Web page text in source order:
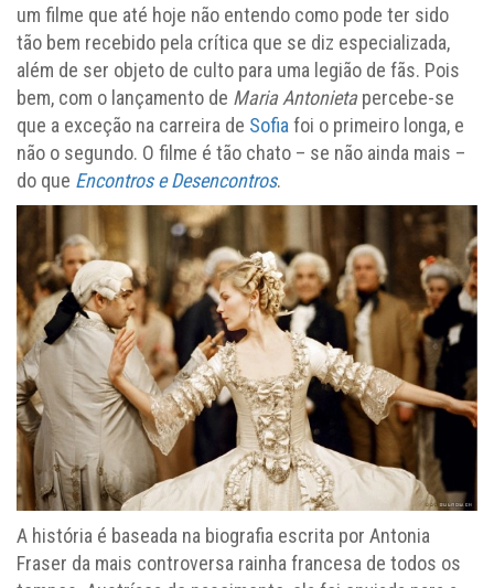
um filme que até hoje não entendo como pode ter sido
tão bem recebido pela crítica que se diz especializada,
além de ser objeto de culto para uma legião de fãs. Pois
bem, com o lançamento de Maria Antonietapercebe-se
que a exceção na carreira de Sofia foi o primeiro longa, e
não o segundo. O filme é tão chato – se não ainda mais –
do que Encontros e Desencontros.
A história é baseada na biografia escrita por Antonia
Fraser da mais controversa rainha francesa de todos os